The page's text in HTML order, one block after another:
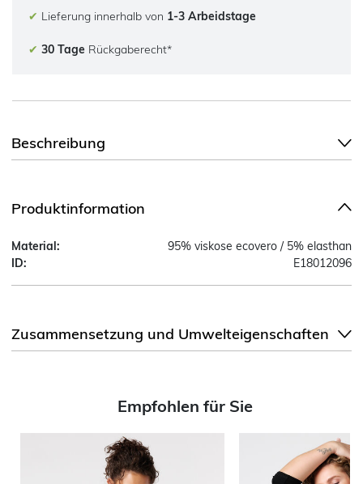
✔ Lieferung innerhalb von 1-3 Arbeidstage
✔ 30 Tage Rückgaberecht*
Beschreibung
Produktinformation
Material:
95% viskose ecovero / 5% elasthan
ID:
E18012096
Zusammensetzung und Umwelteigenschaften
Empfohlen für Sie